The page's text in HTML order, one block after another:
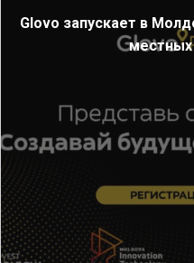
Glovo запускает в
местных